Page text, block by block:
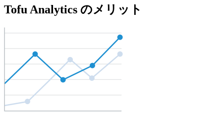
Tofu Analytics のメリット